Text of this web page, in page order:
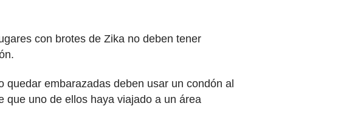
con brotes de Zika no deben tener
embarazadas deben usar un condón al
que uno de ellos haya viajado a un área